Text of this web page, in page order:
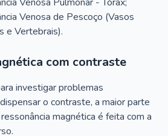
Venosa de Pescoço (Vasos
e Vertebrais).
com contraste
investigar problemas
o contraste, a maior parte
magnética é feita com a